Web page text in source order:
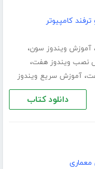
کامپیوتر
،آموزش ویندوز سون،
نصب ویندوز هفت،
،آموزش سریع ویندوز
دانلود کتاب